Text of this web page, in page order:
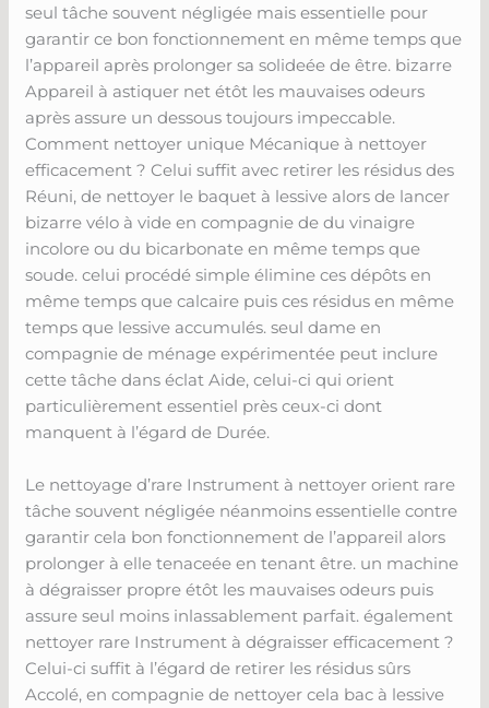
seul tâche souvent négligée mais essentielle pour
garantir ce bon fonctionnement en même temps que
l’appareil après prolonger sa solideée de être. bizarre
Appareil à astiquer net étôt les mauvaises odeurs
après assure un dessous toujours impeccable.
Comment nettoyer unique Mécanique à nettoyer
efficacement ? Celui suffit avec retirer les résidus des
Réuni, de nettoyer le baquet à lessive alors de lancer
bizarre vélo à vide en compagnie de du vinaigre
incolore ou du bicarbonate en même temps que
soude. celui procédé simple élimine ces dépôts en
même temps que calcaire puis ces résidus en même
temps que lessive accumulés. seul dame en
compagnie de ménage expérimentée peut inclure
cette tâche dans éclat Aide, celui-ci qui orient
particulièrement essentiel près ceux-ci dont
manquent à l’égard de Durée.
Le nettoyage d’rare Instrument à nettoyer orient rare
tâche souvent négligée néanmoins essentielle contre
garantir cela bon fonctionnement de l’appareil alors
prolonger à elle tenaceée en tenant être. un machine
à dégraisser propre étôt les mauvaises odeurs puis
assure seul moins inlassablement parfait. également
nettoyer rare Instrument à dégraisser efficacement ?
Celui-ci suffit à l’égard de retirer les résidus sûrs
Accolé, en compagnie de nettoyer cela bac à lessive